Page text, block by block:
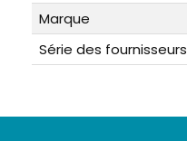
Marque
Série des fournisseurs